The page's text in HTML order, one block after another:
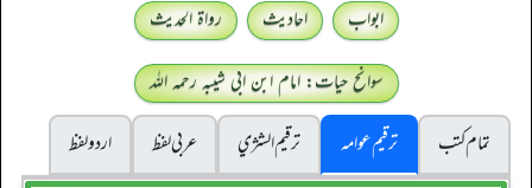
ابواب احادیث
رواۃ الحدیث
سوانح حیات: امام ابن ابی شیبہ رحمہ اللہ
تمام کتب
ترقیم عوامہ ترقيم الشژي عربی لفظ
اردو لفظ